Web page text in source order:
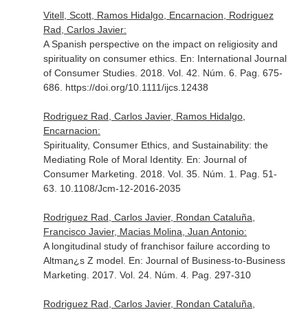
Vitell, Scott, Ramos Hidalgo, Encarnacion, Rodriguez
Rad, Carlos Javier:
A Spanish perspective on the impact on religiosity and
spirituality on consumer ethics. En: International Journal
of Consumer Studies. 2018. Vol. 42. Núm. 6. Pag. 675-
686. https://doi.org/10.1111/ijcs.12438
Rodriguez Rad, Carlos Javier, Ramos Hidalgo,
Encarnacion:
Spirituality, Consumer Ethics, and Sustainability: the
Mediating Role of Moral Identity. En: Journal of
Consumer Marketing . 2018. Vol. 35. Núm. 1. Pag. 51-
63. 10.1108/Jcm-12-2016-2035
Rodriguez Rad, Carlos Javier, Rondan Cataluña,
Francisco Javier, Macias Molina, Juan Antonio:
A longitudinal study of franchisor failure according to
Altman¿s Z model. En: Journal of Business-to-Business
Marketing . 2017. Vol. 24. Núm. 4. Pag. 297-310
Rodriguez Rad, Carlos Javier, Rondan Cataluña,